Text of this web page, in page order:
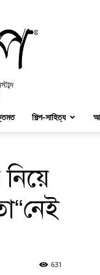
শিল্প-সাহিত্য
631